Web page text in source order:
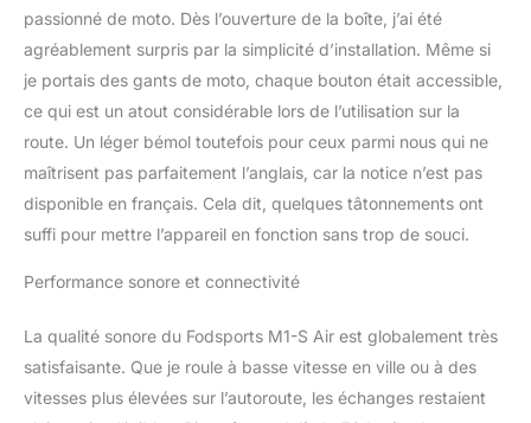
ou bien à un GPS
Partage de Musique:
Profitez de votre playlist
préférée tout en
conduisant grâce à la
fonction de partage de
musique du Fodsports
M1-S Air. Connectez
simplement votre
lecteur MP3 via
vos chansons préférées
trajet Réduction du Bruit
et Qualité Sonore
passionné de moto. Dès l’ouverture de la boîte, j’ai été
agréablement surpris par la simplicité d’installation. Même si
je portais des gants de moto, chaque bouton était accessible,
ce qui est un atout considérable lors de l’utilisation sur la
route. Un léger bémol toutefois pour ceux parmi nous qui ne
maîtrisent pas parfaitement l’anglais, car la notice n’est pas
disponible en français. Cela dit, quelques tâtonnements ont
suffi pour mettre l’appareil en fonction sans trop de souci.
Performance sonore et connectivité
La qualité sonore du Fodsports M1-S Air est globalement très
satisfaisante. Que je roule à basse vitesse en ville ou à des
vitesses plus élevées sur l’autoroute, les échanges restaient